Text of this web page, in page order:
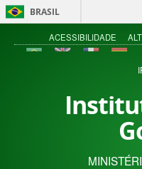
BRASIL
ACESSIBILIDADE